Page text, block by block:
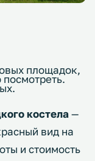
площадок,
посмотреть.
костела—
вид на
и стоимость